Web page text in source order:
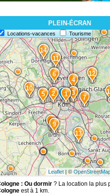
PLEIN-ÉCRAN
Locations-vacances Tourisme
14
13
12
11
10
9
8
7
6
5
4
3
2 1
Leaflet | ©
: Ou dormir? La location la plus
est à 1 km.